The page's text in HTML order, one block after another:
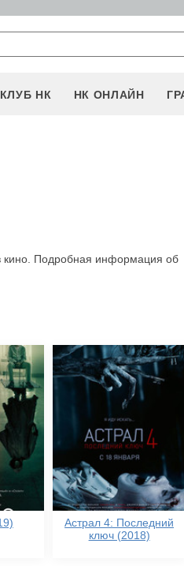
НК НК ОНЛАЙН
Подробная информация об
Астрал 4: Последний
ключ (2018)